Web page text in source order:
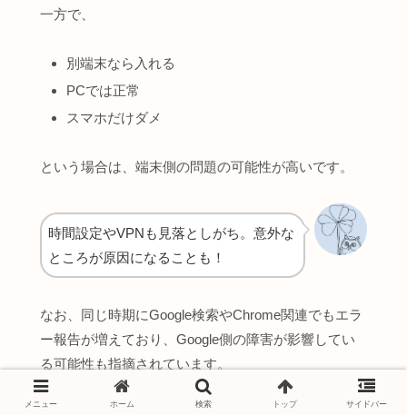
一方で、
別端末なら入れる
PCでは正常
スマホだけダメ
という場合は、端末側の問題の可能性が高いです。
時間設定やVPNも見落としがち。意外な
ところが原因になることも！
なお、同じ時期にGoogle検索やChrome関連でもエラ
ー報告が増えており、Google側の障害が影響してい
る可能性も指摘されています。
▶︎ Google検索でエラー続きなのはなぜ？Chromeで
メニュー ホーム 検索 トップ サイドバー